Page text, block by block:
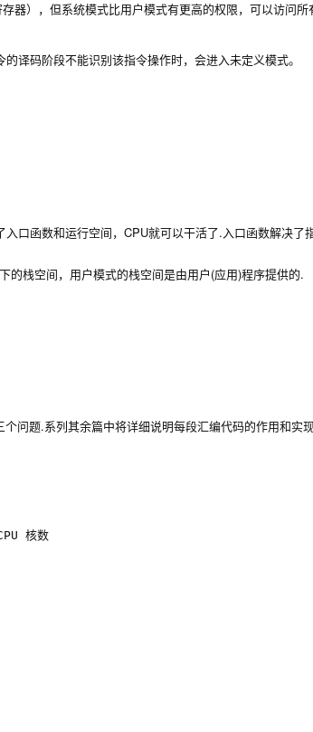
器），但系统模式比用户模式有更高的权限，可以访问所
译码阶段不能识别该指令操作时，会进入未定义模式。
入口函数和运行空间，CPU就可以干活了.入口函数解决了
的栈空间，用户模式的栈空间是由用户(应用)程序提供的.
问题.系列其余篇中将详细说明每段汇编代码的作用和实
核数